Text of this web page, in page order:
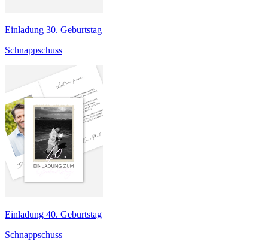
Einladung 30. Geburtstag
Schnappschuss
Einladung 40. Geburtstag
Schnappschuss